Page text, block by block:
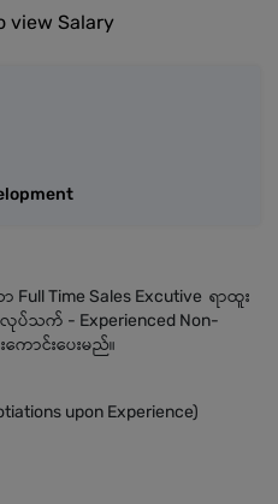
view Salary
Full Time Sales Excutive ရာထူး
ပ်သက် - Experienced Non-
ောင်းပေးမည်။
upon Experience)